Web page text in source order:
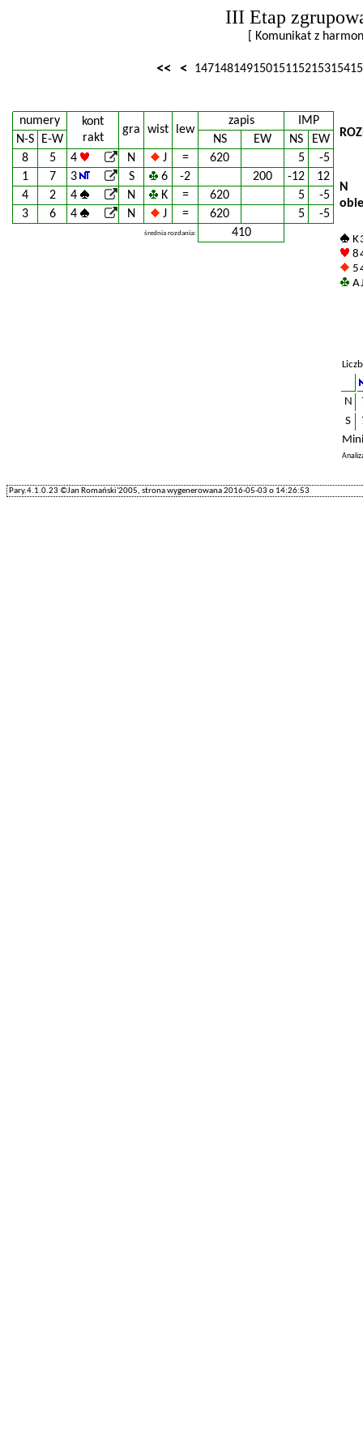
III Etap
[ Komunikat z
<< < 147148149150151152153154
numery
kont
rakt
gra wist lew
zapis
IMP
N-S
E-W NS EW NS
EW
8
5 4 N J = 620 5
-5
1
7 3 S 6 -2 200 -12
12
4
2 4 N K = 620 5
-5
3
6 4 N J = 620 5 -5
średnia rozdania: 410
N
obie
K
8
5
A
N
S
Pary.4.1.0.23 ©Jan Romański'2005, strona wygenerowana 2016-05-03 o 14:26:53